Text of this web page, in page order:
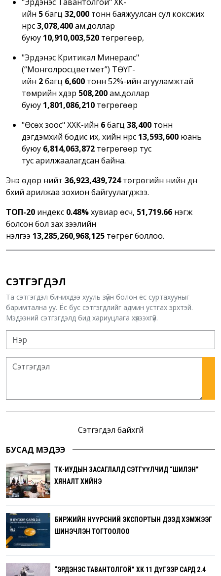
ийн 5багц 32,000 тонн баяжуулсан сул коксжих
нүүрс3,078,400ам.доллар
буюу 10,910,003,520 төгрөгөөр,
"Эрдэнэс Критикал Минералс"
(“Монголросцветмет”) ТӨҮГ-
ийн 2багц 6,600 тонн 52%-ийн агууламжтай
төмрийн хүдэр 508,200ам.доллар
буюу 1,801,086,210 төгрөгөөр
"Өсөх зоос" ХХК-ийн 6багц 38,400 тонн
дэгдэмхий бодис их, хийн нүүрс 13,593,600 юань
буюу 6,814,063,872 төгрөгөөр тус
тус арилжаалагдсан байна.
Энэ өдөр нийт 36,923,439,724төгрөгийн үнийн дүн
бүхий арилжаа зохион байгуулагджээ.
ТOП-20 индекс 0.48%хувиар өсч, 51,719.66 нэгж
болсон бол зах зээлийн
үнэлгээ 13,285,260,968,125 төгрөг боллоо.
СЭТГЭГДЭЛ
Та сэтгэгдэл бичихдээ хууль зүйн болон ёс суртахууныг
баримтална уу. Ёс бус сэтгэгдлийг админ устгах эрхтэй.
Мэдээний сэтгэгдэлд бид хариуцлага хүлээхгүй.
Сэтгэгдэл байхгүй
БУСАД МЭДЭЭ
ТӨК-ИУДЫН ЗАСАГЛАЛД СЭТГҮҮЛЧИД “ШИЛЭН”
ХЯНАЛТ ХИЙНЭ
БИРЖИЙН НҮҮРСНИЙ ЭКСПОРТЫН ДЭЭД ХЭМЖЭЭГ
ШИНЭЧЛЭН ТОГТООЛОО
“ЭРДЭНЭС ТАВАНТОЛГОЙ” ХК 11 ДҮГЭЭР САРД 2.4